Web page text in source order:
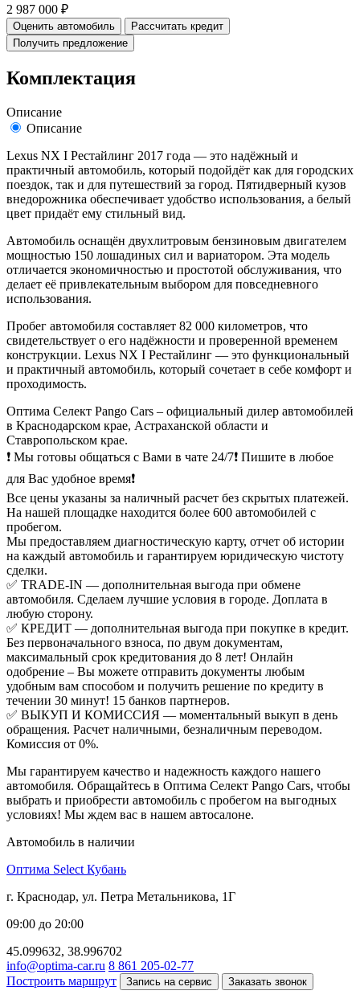
2 987 000 ₽
Оценить автомобиль
Рассчитать кредит
Получить предложение
Комплектация
Описание
Описание
Lexus NX I Рестайлинг 2017 года — это надёжный и
практичный автомобиль, который подойдёт как для городских
поездок, так и для путешествий за город. Пятидверный кузов
внедорожника обеспечивает удобство использования, а белый
цвет придаёт ему стильный вид.
Автомобиль оснащён двухлитровым бензиновым двигателем
мощностью 150 лошадиных сил и вариатором. Эта модель
отличается экономичностью и простотой обслуживания, что
делает её привлекательным выбором для повседневного
использования.
Пробег автомобиля составляет 82 000 километров, что
свидетельствует о его надёжности и проверенной временем
конструкции. Lexus NX I Рестайлинг — это функциональный
и практичный автомобиль, который сочетает в себе комфорт и
проходимость.
Оптима Селект Pango Cars – официальный дилер автомобилей
в Краснодарском крае, Астраханской области и
Ставропольском крае.
❗ Мы готовы общаться с Вами в чате 24/7❗ Пишите в любое
для Вас удобное время❗
Все цены указаны за наличный расчет без скрытых платежей.
На нашей площадке находится более 600 автомобилей с
пробегом.
Мы предоставляем диагностическую карту, отчет об истории
на каждый автомобиль и гарантируем юридическую чистоту
сделки.
✅ TRADE-IN — дополнительная выгода при обмене
автомобиля. Сделаем лучшие условия в городе. Доплата в
любую сторону.
✅ КРЕДИТ — дополнительная выгода при покупке в кредит.
Без первоначального взноса, по двум документам,
максимальный срок кредитования до 8 лет! Онлайн
одобрение – Вы можете отправить документы любым
удобным вам способом и получить решение по кредиту в
течении 30 минут! 15 банков партнеров.
✅ ВЫКУП И КОМИССИЯ — моментальный выкуп в день
обращения. Расчет наличными, безналичным переводом.
Комиссия от 0%.
Мы гарантируем качество и надежность каждого нашего
автомобиля. Обращайтесь в Оптима Селект Pango Cars, чтобы
выбрать и приобрести автомобиль с пробегом на выгодных
условиях! Мы ждем вас в нашем автосалоне.
Автомобиль в наличии
Оптима Select Кубань
г. Краснодар, ул. Петра Метальникова, 1Г
09:00 до 20:00
45.099632, 38.996702
info@optima-car.ru 8 861 205-02-77
Построить маршрут
Запись на сервис Заказать звонок